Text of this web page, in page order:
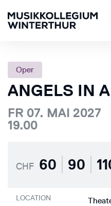
Oper
ANGELS IN
FR 07. MAI 2027
19.00
CHF 60 90
LOCATION